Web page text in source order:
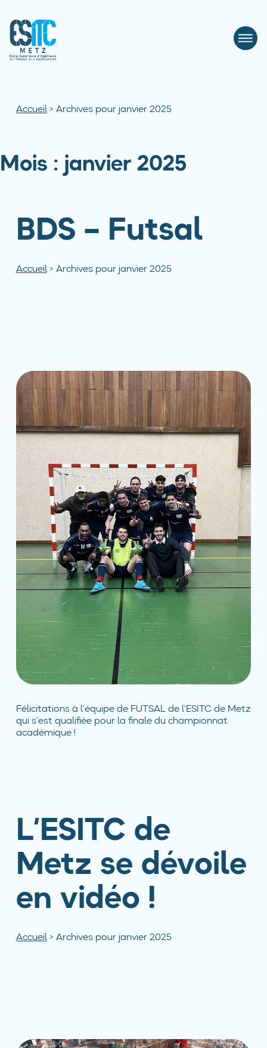
Accueil> Archives pour janvier 2025
Mois : janvier 2025
BDS – Futsal
Accueil> Archives pour janvier 2025
Félicitations à l’équipe de FUTSAL de l’ESITC de Metz
qui s’est qualifiée pour la finale du championnat
académique !
L’ESITC de
Metz se dévoile
en vidéo !
Accueil> Archives pour janvier 2025